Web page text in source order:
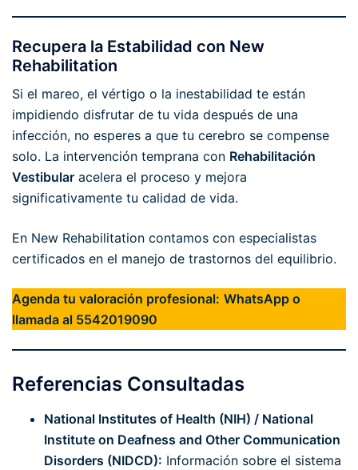
Recupera la Estabilidad con New
Rehabilitation
Si el mareo, el vértigo o la inestabilidad te están
impidiendo disfrutar de tu vida después de una
infección, no esperes a que tu cerebro se compense
solo. La intervención temprana con Rehabilitación
Vestibular acelera el proceso y mejora
significativamente tu calidad de vida.
En New Rehabilitation contamos con especialistas
certificados en el manejo de trastornos del equilibrio.
Agenda tu valoración profesional: WhatsApp o
llamada al 5542019090
Referencias Consultadas
National Institutes of Health (NIH) / National
Institute on Deafness and Other Communication
Disorders (NIDCD): Información sobre el sistema